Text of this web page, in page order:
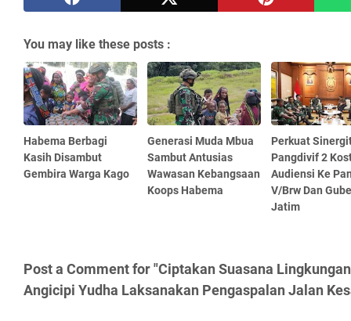
You may like these posts :
Habema Berbagi
Kasih Disambut
Gembira Warga Kago
Generasi Muda Mbua
Sambut Antusias
Wawasan Kebangsaan
Koops Habema
Perkuat
Pangdivif 2
Audiensi Ke
V/Brw Dan
Jatim
Post a Comment for "Ciptakan Suasana
Angicipi Yudha Laksanakan Pengaspalan Jalan